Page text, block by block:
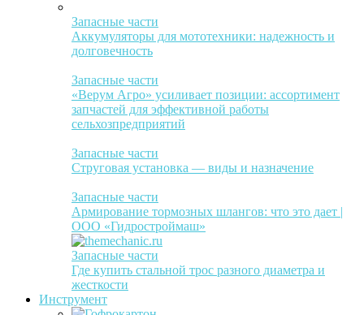
Запасные части
Аккумуляторы для мототехники: надежность и
долговечность
Запасные части
«Верум Агро» усиливает позиции: ассортимент
запчастей для эффективной работы
сельхозпредприятий
Запасные части
Струговая установка — виды и назначение
Запасные части
Армирование тормозных шлангов: что это дает |
ООО «Гидростроймаш»
Запасные части
Где купить стальной трос разного диаметра и
жесткости
Инструмент